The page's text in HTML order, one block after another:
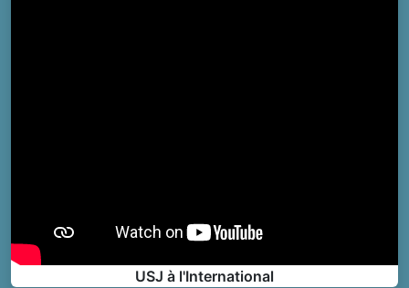
USJ à l'International